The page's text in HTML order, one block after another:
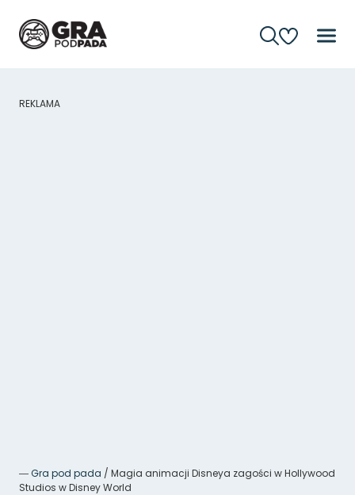
REKLAMA
―Gra pod pada / Magia animacji Disneya zagości w Hollywood
Studios w Disney World